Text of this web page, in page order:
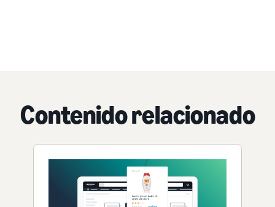
Contenido relacionado